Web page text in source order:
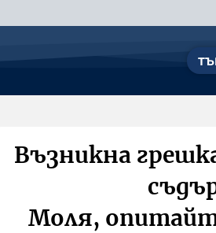
Възникна
Моля,